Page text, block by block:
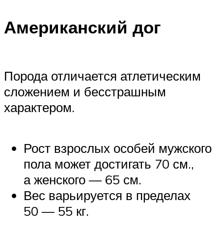
Американский дог
Порода отличается атлетическим
сложением и бесстрашным
характером.
Рост взрослых особей мужского
пола может достигать 70 см.,
а женского — 65 см.
Вес варьируется в пределах
50 — 55 кг.